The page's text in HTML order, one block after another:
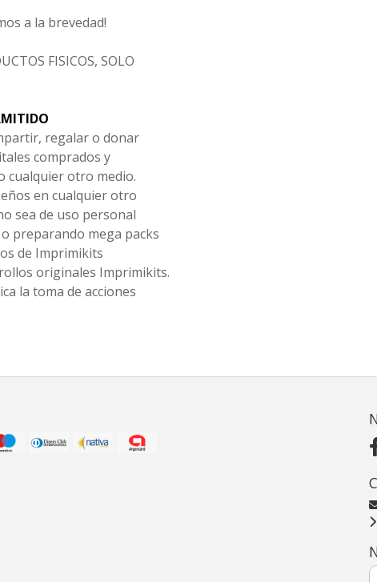
a la brevedad!
FISICOS, SOLO
regalar o donar
comprados y
cualquier otro medio.
en cualquier otro
sea de uso personal
preparando mega packs
de Imprimikits
originales Imprimikits.
la toma de acciones